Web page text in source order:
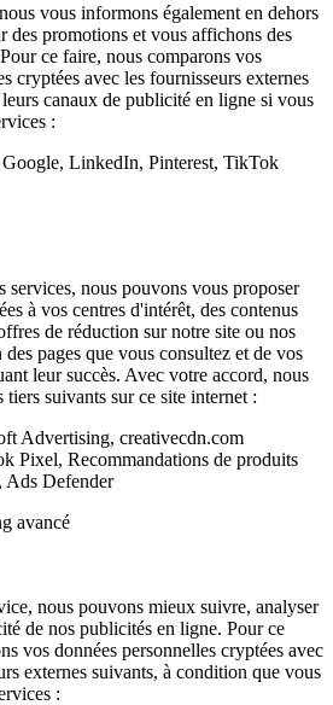
vous informons également en dehors
des promotions et vous affichons des
ce faire, nous comparons vos
cryptées avec les fournisseurs externes
canaux de publicité en ligne si vous
:
LinkedIn, Pinterest, TikTok
services, nous pouvons vous proposer
à vos centres d'intérêt, des contenus
de réduction sur notre site ou nos
pages que vous consultez et de vos
leur succès. Avec votre accord, nous
tiers suivants sur ce site internet :
Advertising, creativecdn.com
Pixel, Recommandations de produits
Ads Defender
avancé
nous pouvons mieux suivre, analyser
de nos publicités en ligne. Pour ce
vos données personnelles cryptées avec
externes suivants, à condition que vous
: